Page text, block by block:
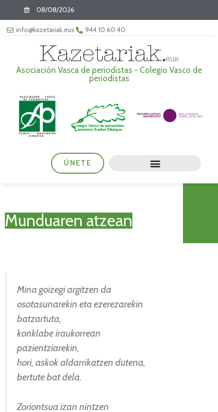
08/08/2026
info@kazetariak.eus 944 10 60 40
Asociación Vasca de periodistas - Colegio Vasco de
periodistas
ÚNETE
Munduaren atzean
Mina goizegi argitzen da
osotasunarekin eta ezerezarekin
batzartuta,
konklabe iraukorrean
pazientziarekin,
hori, askok aldarrikatzen dutena,
bertute bat dela.
Zoriontsua izan nintzen